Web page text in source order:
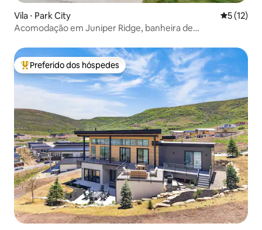
Vila ⋅ Park City 5 de uma
5 (12)
Acomodação em Juniper Ridge, banheira de
Entre os melhores preferidos dos hóspedes
Preferido dos hóspedes